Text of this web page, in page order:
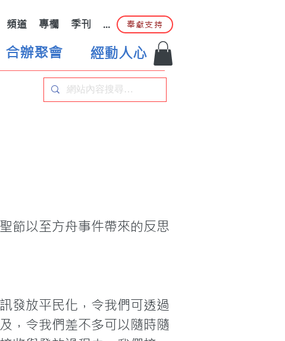
頻道 專欄 季刊 ... 奉獻支持
合辦聚會 經動人心
節以至方舟事件帶來的反思
發放平民化，令我們可透過
，令我們差不多可以隨時隨